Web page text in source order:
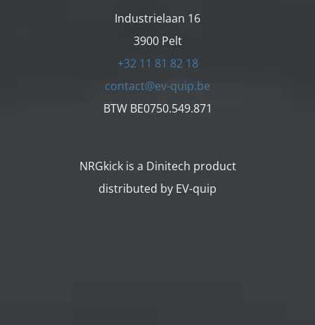
Industrielaan 16
3900 Pelt
+32 11 81 82 18
contact@ev-quip.be
BTW BE0750.549.871
NRGkick is a Dinitech product
distributed by EV-quip